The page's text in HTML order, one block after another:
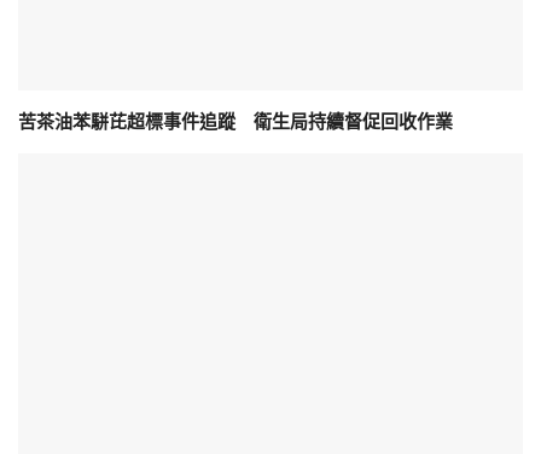
苦茶油苯駢芘超標事件追蹤 衛生局持續督促回收作業